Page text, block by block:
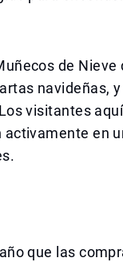
de Nieve
navideñas,
visitantes
en
que las